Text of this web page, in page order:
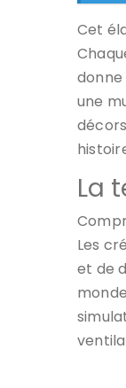
Cet
donne
une
La
Les
et de